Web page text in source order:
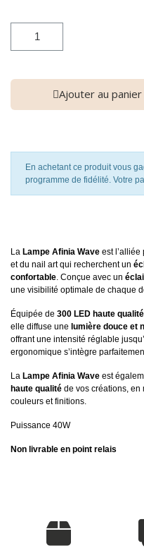
Ajouter au panier
En achetant ce produit vous
programme de fidélité. Votre
La Lampe Afinia Wave est l’alliée
et du nail art qui recherchent un
confortable. Conçue avec un
une visibilité optimale de chaque
Équipée de 300 LED haute qualité
elle diffuse une lumière douce et
offrant une intensité réglable
ergonomique s’intègre
La Lampe Afinia Wave est
haute qualité de vos créations, en
couleurs et finitions.
Puissance 40W
Non livrable en point relais